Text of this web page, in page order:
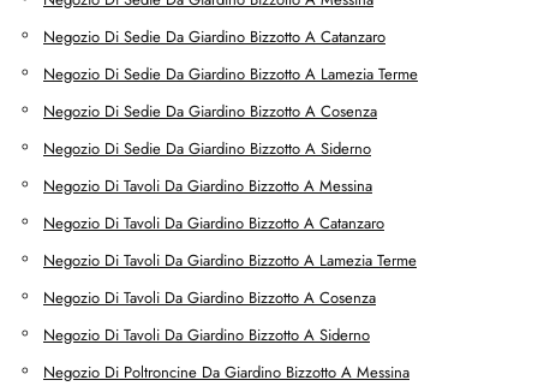
Negozio Di Sedie Da Giardino Bizzotto A Catanzaro
Negozio Di Sedie Da Giardino Bizzotto A Lamezia Terme
Negozio Di Sedie Da Giardino Bizzotto A Cosenza
Negozio Di Sedie Da Giardino Bizzotto A Siderno
Negozio Di Tavoli Da Giardino Bizzotto A Messina
Negozio Di Tavoli Da Giardino Bizzotto A Catanzaro
Negozio Di Tavoli Da Giardino Bizzotto A Lamezia Terme
Negozio Di Tavoli Da Giardino Bizzotto A Cosenza
Negozio Di Tavoli Da Giardino Bizzotto A Siderno
Negozio Di Poltroncine Da Giardino Bizzotto A Messina